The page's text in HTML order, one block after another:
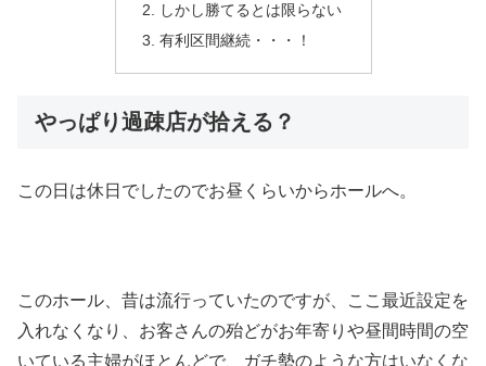
しかし勝てるとは限らない
有利区間継続・・・！
やっぱり過疎店が拾える？
この日は休日でしたのでお昼くらいからホールへ。
このホール、昔は流行っていたのですが、ここ最近設定を
入れなくなり、お客さんの殆どがお年寄りや昼間時間の空
いている主婦がほとんどで、ガチ勢のような方はいなくな